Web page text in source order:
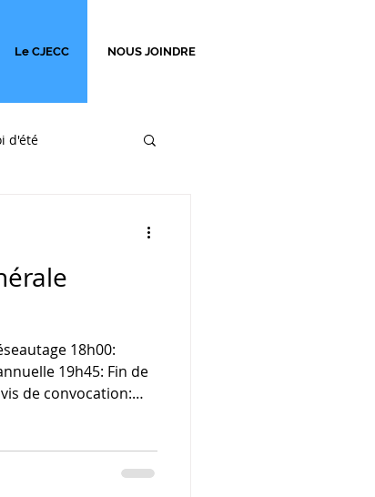
Le CJECC NOUS JOINDRE
d'été
18h00:
19h45: Fin de
de convocation:
d'adhésion et